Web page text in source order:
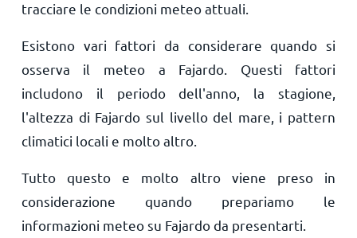
tracciare le condizioni meteo attuali.
Esistono vari fattori da considerare quando si
osserva il meteo a Fajardo. Questi fattori
includono il periodo dell'anno, la stagione,
l'altezza di Fajardo sul livello del mare, i pattern
climatici locali e molto altro.
Tutto questo e molto altro viene preso in
considerazione quando prepariamo le
informazioni meteo su Fajardo da presentarti.